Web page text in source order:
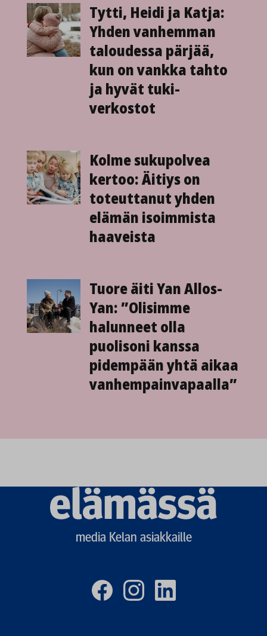
Tytti, Heidi ja Katja:
Yhden vanhemman
taloudessa pärjää,
kun on vankka tahto
ja hyvät tuki­
verkostot
Kolme sukupolvea
kertoo: Äitiys on
toteuttanut yhden
elämän isoimmista
haaveista
Tuore äiti Yan Allos-
Yan: ”Olisimme
halunneet olla
puolisoni kanssa
pidempään yhtä aikaa
vanhempain­vapaalla”
Elämässä
logo
media Kelan asiakkaille